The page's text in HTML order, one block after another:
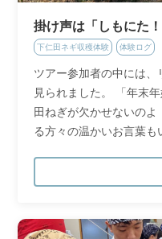
掛け声は「しもにた！
下仁田ネギ収穫体験 体験ログ
ツアー参加者の中には、
見られました。 「年末
田ねぎが欠かせないのよ
る方々の温かいお言葉